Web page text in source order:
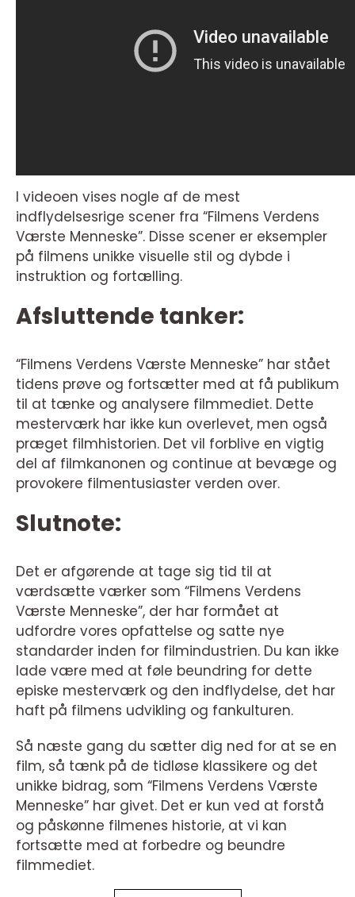
I videoen vises nogle af de mest
indflydelsesrige scener fra “Filmens Verdens
Værste Menneske”. Disse scener er eksempler
på filmens unikke visuelle stil og dybde i
instruktion og fortælling.
Afsluttende tanker:
“Filmens Verdens Værste Menneske” har stået
tidens prøve og fortsætter med at få publikum
til at tænke og analysere filmmediet. Dette
mesterværk har ikke kun overlevet, men også
præget filmhistorien. Det vil forblive en vigtig
del af filmkanonen og continue at bevæge og
provokere filmentusiaster verden over.
Slutnote:
Det er afgørende at tage sig tid til at
værdsætte værker som “Filmens Verdens
Værste Menneske”, der har formået at
udfordre vores opfattelse og satte nye
standarder inden for filmindustrien. Du kan ikke
lade være med at føle beundring for dette
episke mesterværk og den indflydelse, det har
haft på filmens udvikling og fankulturen.
Så næste gang du sætter dig ned for at se en
film, så tænk på de tidløse klassikere og det
unikke bidrag, som “Filmens Verdens Værste
Menneske” har givet. Det er kun ved at forstå
og påskønne filmenes historie, at vi kan
fortsætte med at forbedre og beundre
filmmediet.